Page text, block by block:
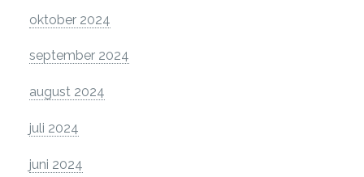
oktober 2024
september 2024
august 2024
juli 2024
juni 2024